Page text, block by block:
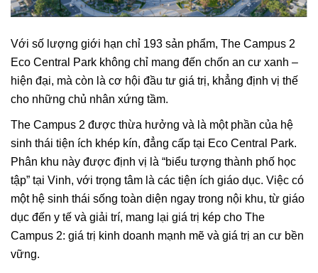
Với số lượng giới hạn chỉ 193 sản phẩm, The Campus 2
Eco Central Park không chỉ mang đến chốn an cư xanh –
hiện đại, mà còn là cơ hội đầu tư giá trị, khẳng định vị thế
cho những chủ nhân xứng tầm.
The Campus 2 được thừa hưởng và là một phần của hệ
sinh thái tiện ích khép kín, đẳng cấp tại Eco Central Park.
Phân khu này được định vị là “biểu tượng thành phố học
tập” tại Vinh, với trọng tâm là các tiện ích giáo dục. Việc có
một hệ sinh thái sống toàn diện ngay trong nội khu, từ giáo
dục đến y tế và giải trí, mang lại giá trị kép cho The
Campus 2: giá trị kinh doanh mạnh mẽ và giá trị an cư bền
vững.